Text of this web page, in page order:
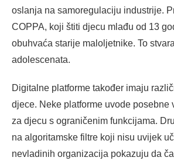
oslanja na samoregulaciju industrije.
COPPA, koji štiti djecu mlađu od 13
obuhvaća starije maloljetnike. To
adolescenata.
Digitalne platforme također imaju
djece. Neke platforme uvode posebne
za djecu s ograničenim funkcijama.
na algoritamske filtre koji nisu uvijek
nevladinih organizacija pokazuju da